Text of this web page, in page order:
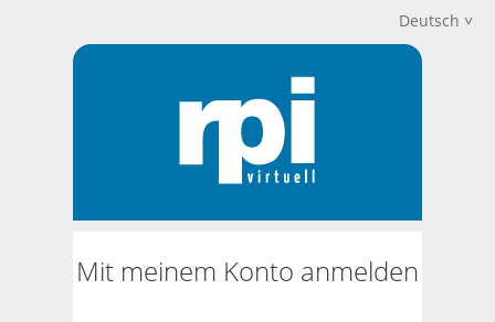
Deutsch
Mit meinem Konto anmelden